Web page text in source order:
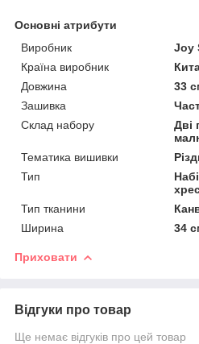
Основні атрибути
Виробник
Joy
Країна виробник
Довжина
33
Зашивка
Склад набору
Дві
Тематика вишивки
Тип
Тип тканини
Ширина
34
Приховати
Відгуки про товар
Ще немає відгуків про цей товар